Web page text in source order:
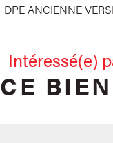
DPE ANCIENNE
Intéressé(e)
CE